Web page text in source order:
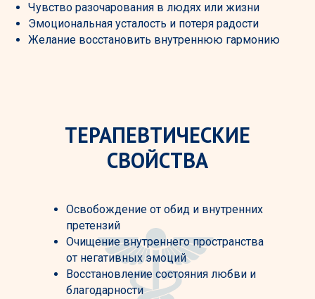
Чувство разочарования в людях или жизни
Эмоциональная усталость и потеря радости
Желание восстановить внутреннюю гармонию
ТЕРАПЕВТИЧЕСКИЕ
СВОЙСТВА
Освобождение от обид и внутренних
претензий
Очищение внутреннего пространства
от негативных эмоций
Восстановление состояния любви и
благодарности